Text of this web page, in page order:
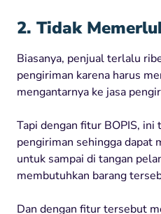
2. Tidak
Biasanya, penjual terlalu
pengiriman karena harus
mengantarnya ke jasa
Tapi dengan fitur BOPIS, ini
pengiriman sehingga dapat
untuk sampai di tangan
membutuhkan barang
Dan dengan fitur tersebut